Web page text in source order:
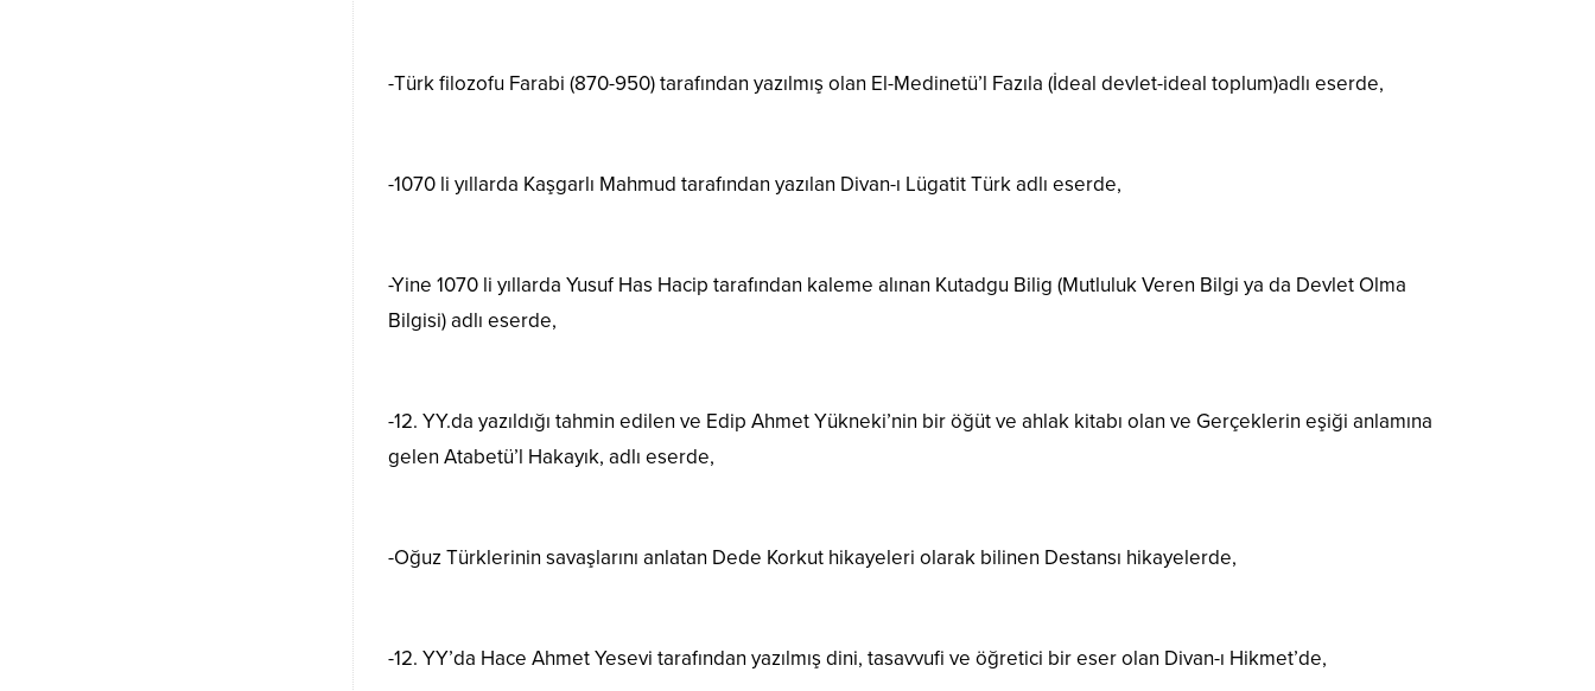
-Türk filozofu Farabi (870-950) tarafından yazılmış olan El-Medinetü’l Fazıla (İdeal devlet-ideal toplum)adlı eserde,
-1070 li yıllarda Kaşgarlı Mahmud tarafından yazılan Divan-ı Lügatit Türk adlı eserde,
-Yine 1070 li yıllarda Yusuf Has Hacip tarafından kaleme alınan Kutadgu Bilig (Mutluluk Veren Bilgi ya da Devlet Olma
Bilgisi) adlı eserde,
-12. YY.da yazıldığı tahmin edilen ve Edip Ahmet Yükneki’nin bir öğüt ve ahlak kitabı olan ve Gerçeklerin eşiği anlamına
gelen Atabetü’l Hakayık, adlı eserde,
-Oğuz Türklerinin savaşlarını anlatan Dede Korkut hikayeleri olarak bilinen Destansı hikayelerde,
-12. YY’da Hace Ahmet Yesevi tarafından yazılmış dini, tasavvufi ve öğretici bir eser olan Divan-ı Hikmet’de,